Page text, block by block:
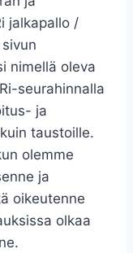
jalkapallo /
nimellä oleva
seurahinnalla
ja
taustoille.
olemme
ja
oikeutenne
olkaa